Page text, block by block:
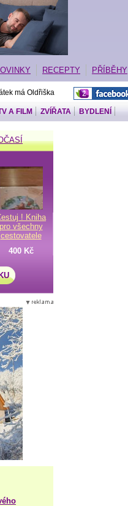
RECEPTY PŘÍBĚHY
má Oldřiška
A FILM ZVÍŘATA BYDLENÍ
! Kniha
pro všechny
cestovatele
400 Kč